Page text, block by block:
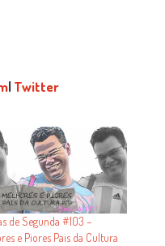
| Twitter
de Segunda #103 –
e Piores Pais da Cultura